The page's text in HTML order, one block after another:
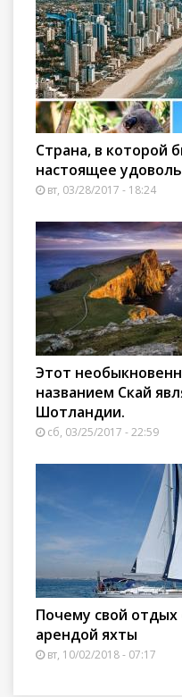
Страна, в
настоящее
вт, 03/28/2017 - 18:24
Этот
названием Скай
Шотландии.
сб, 03/25/2017 - 22:59
Почему свой отдых
арендой яхты
вт, 10/02/2018 - 07:17